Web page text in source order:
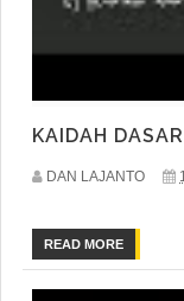
KAIDAH
DAN LAJANTO
READ MORE